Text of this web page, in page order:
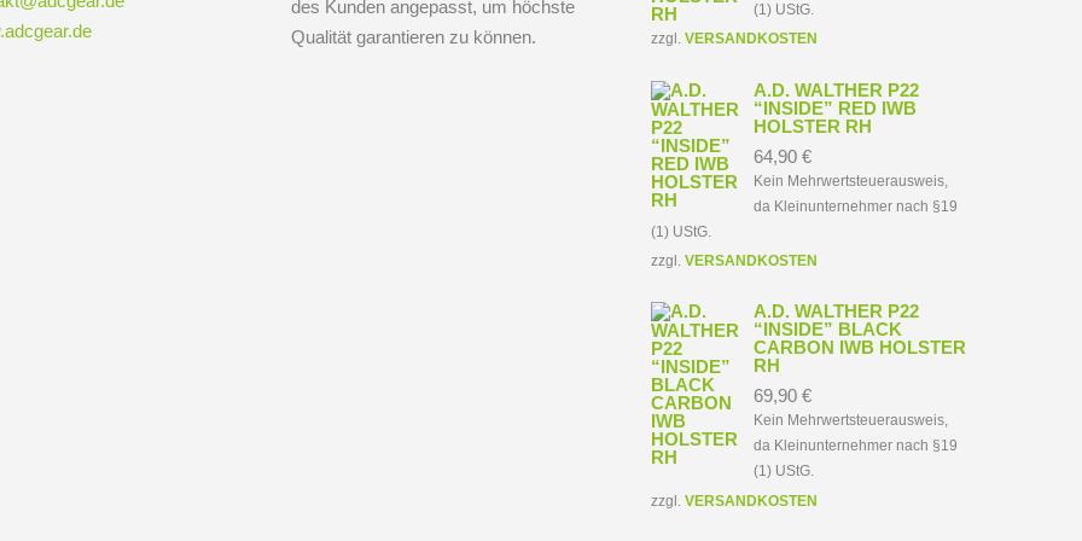
des Kunden angepasst, um höchste
Qualität garantieren zu können.
(1) UStG.
zzgl.VERSANDKOSTEN
A.D. WALTHER P22
“INSIDE” RED IWB
HOLSTER RH
64,90€
Kein Mehrwertsteuerausweis,
da Kleinunternehmer nach §19
(1) UStG.
zzgl.VERSANDKOSTEN
A.D. WALTHER P22
“INSIDE” BLACK
CARBON IWB HOLSTER
RH
69,90€
Kein Mehrwertsteuerausweis,
da Kleinunternehmer nach §19
(1) UStG.
zzgl.VERSANDKOSTEN